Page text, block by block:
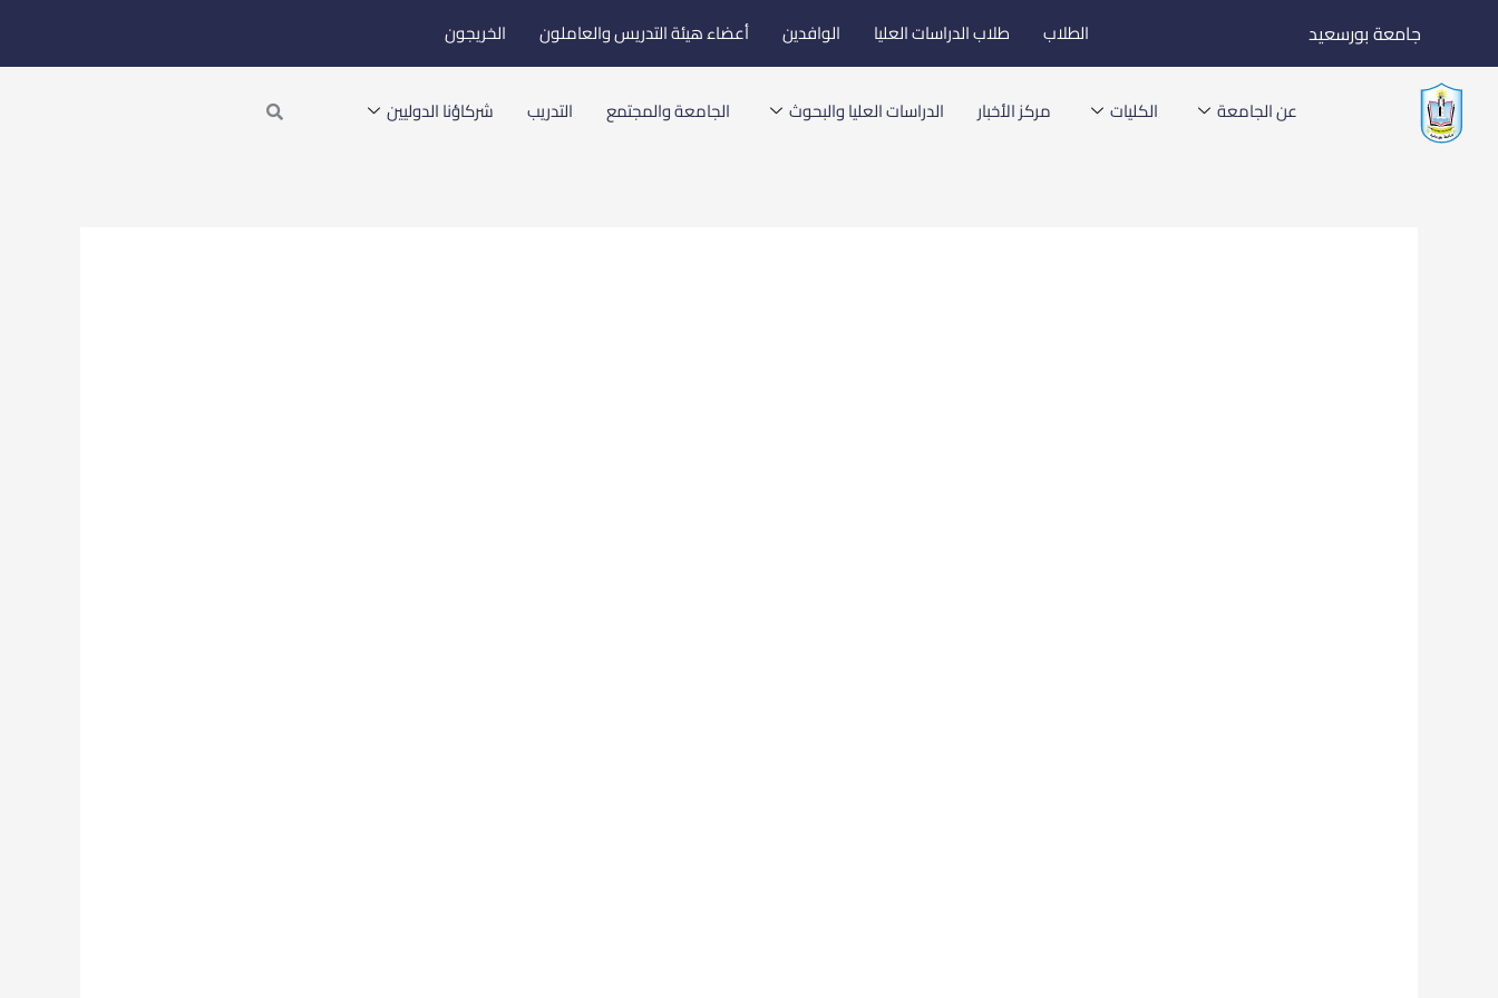
إلى
المحتوى
جامعة بورسعيد الطلاب طلاب الدراسات العليا الوافدين أعضاء هيئة التدريس والعاملون الخريجون
عن الجامعة الكليات مركز الأخبار الدراسات العليا والبحوث الجامعة والمجتمع التدريب شركاؤنا الدوليين Search